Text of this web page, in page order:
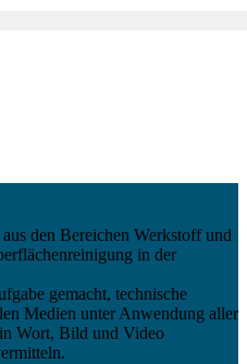
den Bereichen Werkstoff und
in der
gemacht, technische
Medien unter Anwendung aller
Wort, Bild und Video